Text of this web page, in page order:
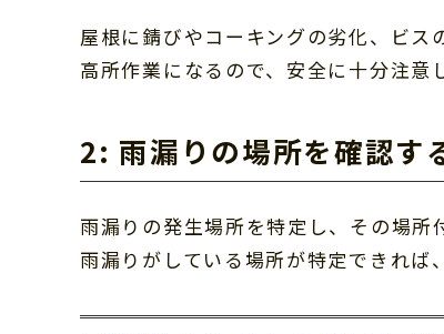
屋根に錆びやコーキングの劣化、ビス
高所作業になるので、安全に十分注意
2: 雨漏りの場所を確認す
雨漏りの発生場所を特定し、その場所
雨漏りがしている場所が特定できれば